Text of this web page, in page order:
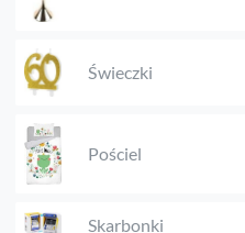
Świeczki
Pościel
Skarbonki